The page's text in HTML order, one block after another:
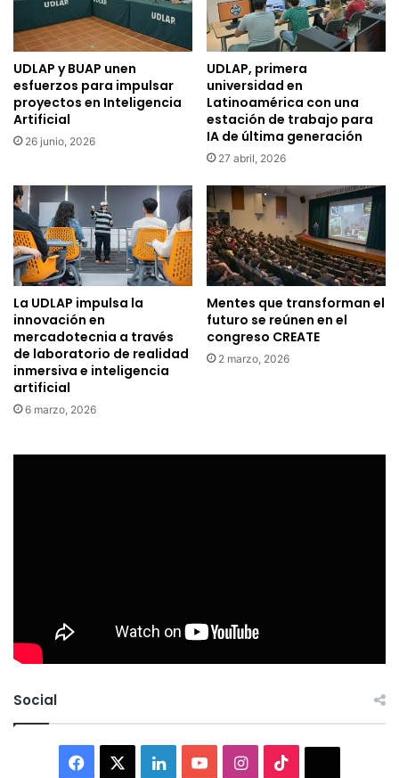
UDLAP y BUAP unen
esfuerzos para impulsar
proyectos en Inteligencia
Artificial
26 junio, 2026
UDLAP, primera
universidad en
Latinoamérica con una
estación de trabajo para
IA de última generación
27 abril, 2026
La UDLAP impulsa la
innovación en
mercadotecnia a través
de laboratorio de realidad
inmersiva e inteligencia
artificial
6 marzo, 2026
Mentes que transforman el
futuro se reúnen en el
congreso CREATE
2 marzo, 2026
Social
Facebook LinkedInYouTubeInstagram